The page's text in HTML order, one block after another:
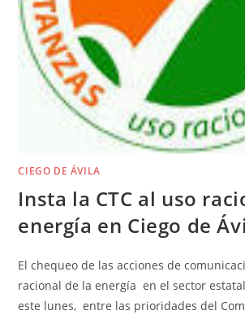
CIEGO DE ÁVILA
Insta la CTC al uso
energía en Ciego de
El chequeo de las acciones de
racional de la energía en el sector
este lunes, entre las prioridades del